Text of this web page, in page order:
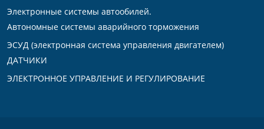
Электронные системы автообилей.
Автономные системы аварийного торможения
ЭСУД (электронная система управления двигателем)
ДАТЧИКИ
ЭЛЕКТРОННОЕ УПРАВЛЕНИЕ И РЕГУЛИРОВАНИЕ